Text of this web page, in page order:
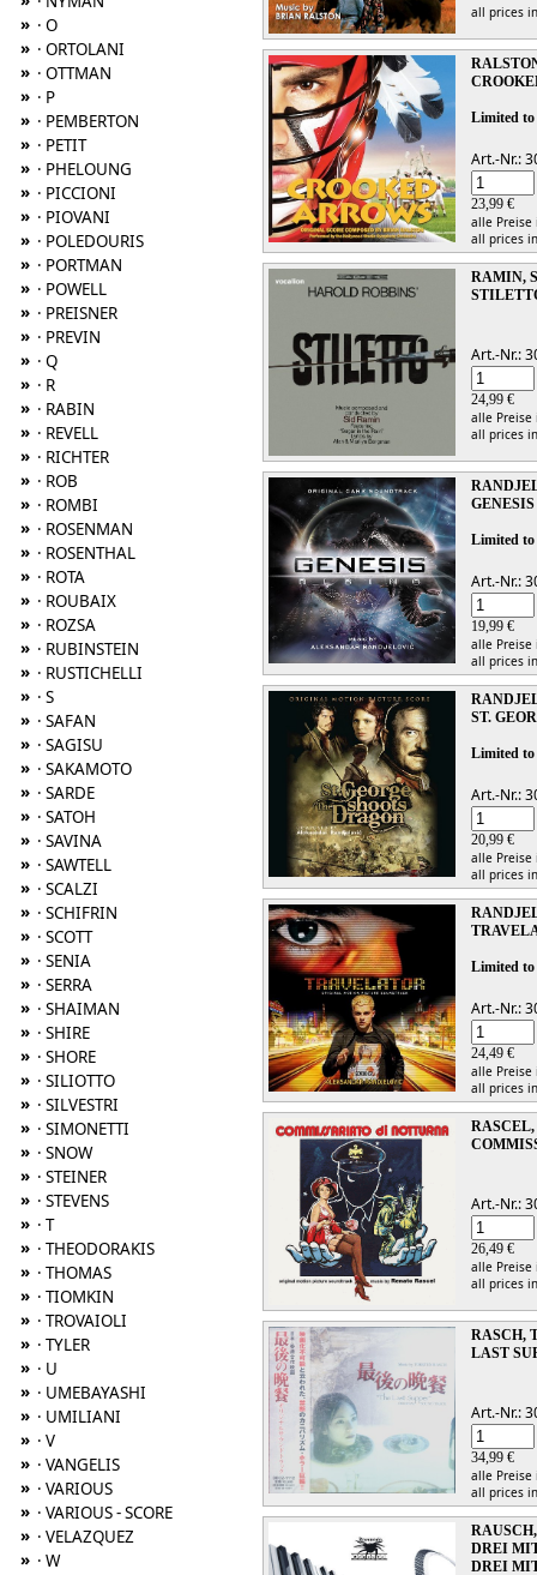
» · O
» · ORTOLANI
» · OTTMAN
» · P
» · PEMBERTON
» · PETIT
» · PHELOUNG
» · PICCIONI
» · PIOVANI
» · POLEDOURIS
» · PORTMAN
» · POWELL
» · PREISNER
» · PREVIN
» · Q
» · R
» · RABIN
» · REVELL
» · RICHTER
» · ROB
» · ROMBI
» · ROSENMAN
» · ROSENTHAL
» · ROTA
» · ROUBAIX
» · ROZSA
» · RUBINSTEIN
» · RUSTICHELLI
» · S
» · SAFAN
» · SAGISU
» · SAKAMOTO
» · SARDE
» · SATOH
» · SAVINA
» · SAWTELL
» · SCALZI
» · SCHIFRIN
» · SCOTT
» · SENIA
» · SERRA
» · SHAIMAN
» · SHIRE
» · SHORE
» · SILIOTTO
» · SILVESTRI
» · SIMONETTI
» · SNOW
» · STEINER
» · STEVENS
» · T
» · THEODORAKIS
» · THOMAS
» · TIOMKIN
» · TROVAIOLI
» · TYLER
» · U
» · UMEBAYASHI
» · UMILIANI
» · V
» · VANGELIS
» · VARIOUS
» · VARIOUS - SCORE
» · VELAZQUEZ
» · W
all prices
Limited to
Art.-Nr.:
23,99 €
alle
all prices
RAMIN,
Art.-Nr.:
24,99 €
alle
all prices
Limited to
Art.-Nr.:
19,99 €
alle
all prices
ST.
Limited to
Art.-Nr.:
20,99 €
alle
all prices
Limited to
Art.-Nr.:
24,49 €
alle
all prices
Art.-Nr.:
26,49 €
alle
all prices
RASCH,
LAST
Art.-Nr.:
34,99 €
alle
all prices
DREI
DREI